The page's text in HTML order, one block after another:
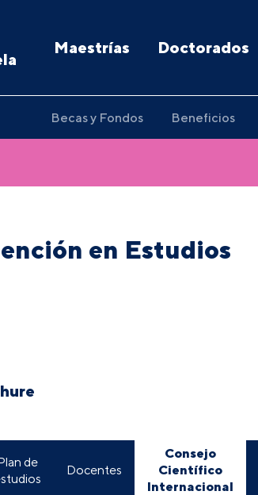
Maestrías Doctorados
Becas y Fondos Beneficios
en Estudios
de
Docentes
Consejo
Científico
Internacional